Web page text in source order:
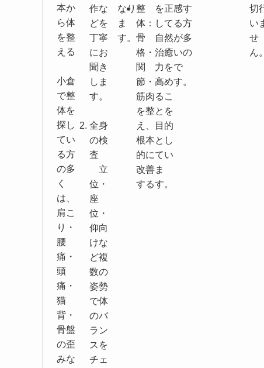
本か
ら体
を整
える
小倉
で整
体を
探し
てい
る方
の多
く
は、
肩こ
り・
腰
痛・
頭
痛・
猫
背・
骨盤
の歪
みな
作な
どを
丁寧
にお
聞き
しま
す。
全身
の検
査
立
位・
座
位・
仰向
けな
ど複
数の
姿勢
で体
のバ
ラン
スを
チェ
なり
ま
す。
整
体：
骨
格・
関
節・
筋肉
を整
え、
根本
的に
改善
する
を正
して
自然
治癒
力を
高め
るこ
とを
目的
とし
てい
ま
す。
感す
る方
が多
いの
で
す。
切
い
せ
ん。